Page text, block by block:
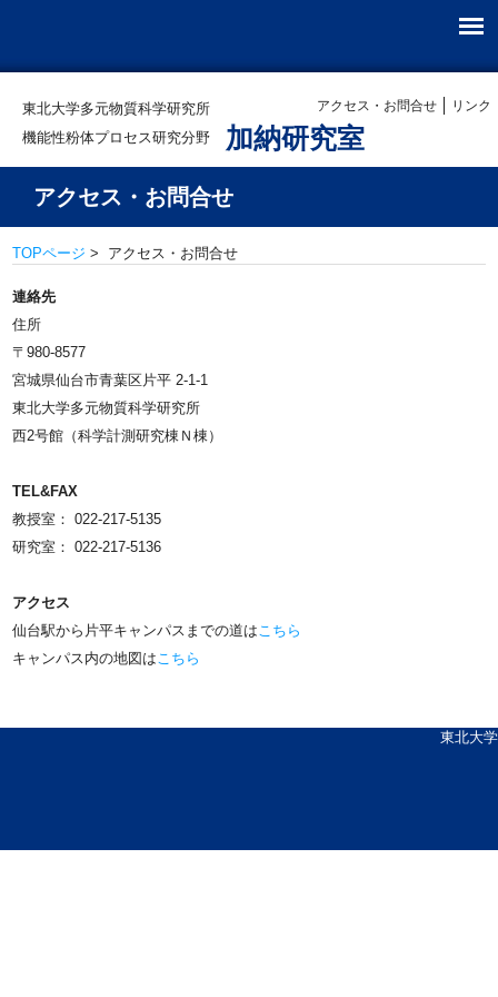
東北大学多元物質科学研究所
機能性粉体プロセス研究分野
加納研究室
アクセス・お問合せ リンク
アクセス・お問合せ
TOPページ > アクセス・お問合せ
連絡先
住所
〒980-8577
宮城県仙台市青葉区片平 2-1-1
東北大学多元物質科学研究所
西2号館（科学計測研究棟Ｎ棟）
TEL&FAX
教授室： 022-217-5135
研究室： 022-217-5136
アクセス
仙台駅から片平キャンパスまでの道はこちら
キャンパス内の地図はこちら
東北大